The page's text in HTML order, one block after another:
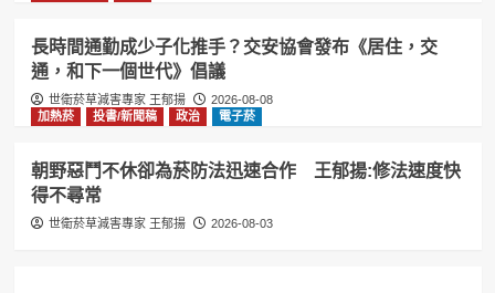
長時間通勤成少子化推手？交安協會發布《居住，交
通，和下一個世代》倡議
世衛菸草減害專家 王郁揚
2026-08-08
加熱菸
投書/新聞稿 政治 電子菸
朝野惡鬥不休卻為菸防法迅速合作 王郁揚:修法速度快
得不尋常
世衛菸草減害專家 王郁揚 2026-08-03